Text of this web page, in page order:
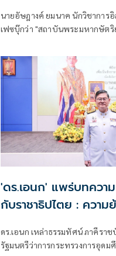
นายอัษฎางค์ ยมนาค นักวิชาการ
เฟซบุ๊กว่า "สถาบันพระมหากษัตริ
วัฒนธรรมไทยมีสถานะบนเวทีโลก
'ดร.เอนก' แพร่บทควา
กับราชาธิปไตย : ความ
ดร.เอนก เหล่าธรรมทัศน์ ภาคีรา
รัฐมนตรีว่าการกระทรวงการอุดม